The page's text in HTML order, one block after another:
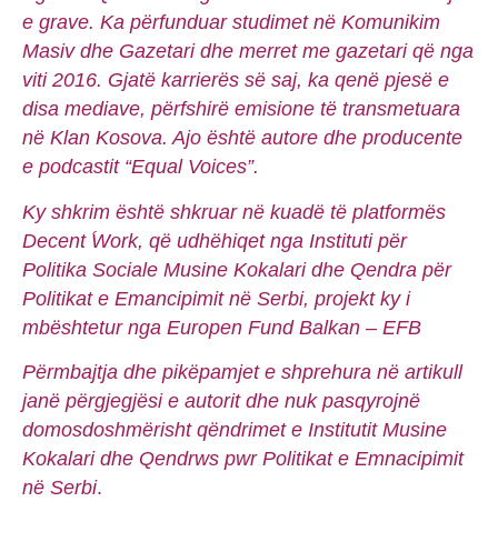
e grave. Ka përfunduar studimet në Komunikim
Masiv dhe Gazetari dhe merret me gazetari që nga
viti 2016. Gjatë karrierës së saj, ka qenë pjesë e
disa mediave, përfshirë emisione të transmetuara
në Klan Kosova. Ajo është autore dhe producente
e podcastit “Equal Voices”.
Ky shkrim është shkruar në kuadë të platformës
Decent ֝Work, që udhëhiqet nga Instituti për
Politika Sociale Musine Kokalari dhe Qendra për
Politikat e Emancipimit në Serbi, projekt ky i
mbështetur nga Europen Fund Balkan – EFB
Përmbajtja dhe pikëpamjet e shprehura në artikull
janë përgjegjësi e autorit dhe nuk pasqyrojnë
domosdoshmërisht qëndrimet e Institutit Musine
Kokalari dhe Qendrws pwr Politikat e Emnacipimit
në Serbi.